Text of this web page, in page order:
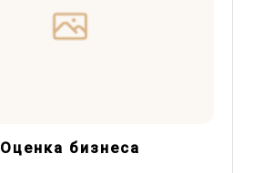
Оценка бизнеса